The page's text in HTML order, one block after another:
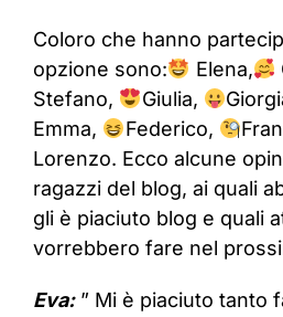
Coloro che hanno
opzione sono:
Elena,
Stefano,
Giulia,
Emma,
Federico,
Lorenzo. Ecco alcune
ragazzi del blog, ai quali
gli è piaciuto blog e quali
vorrebbero fare nel
Eva:” Mi è piaciuto tanto